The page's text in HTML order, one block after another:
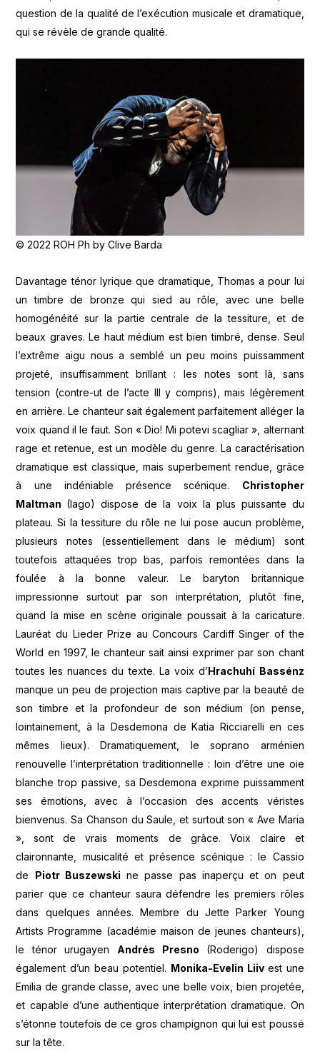
question de la qualité de l’exécution musicale et dramatique,
qui se révèle de grande qualité.
© 2022 ROH Ph by Clive Barda
Davantage ténor lyrique que dramatique, Thomas a pour lui
un timbre de bronze qui sied au rôle, avec une belle
homogénéité sur la partie centrale de la tessiture, et de
beaux graves. Le haut médium est bien timbré, dense. Seul
l’extrême aigu nous a semblé un peu moins puissamment
projeté, insuffisamment brillant : les notes sont là, sans
tension (contre-ut de l’acte III y compris), mais légèrement
en arrière. Le chanteur sait également parfaitement alléger la
voix quand il le faut. Son « Dio! Mi potevi scagliar », alternant
rage et retenue, est un modèle du genre. La caractérisation
dramatique est classique, mais superbement rendue, grâce
à une indéniable présence scénique. Christopher
Maltman (Iago) dispose de la voix la plus puissante du
plateau. Si la tessiture du rôle ne lui pose aucun problème,
plusieurs notes (essentiellement dans le médium) sont
toutefois attaquées trop bas, parfois remontées dans la
foulée à la bonne valeur. Le baryton britannique
impressionne surtout par son interprétation, plutôt fine,
quand la mise en scène originale poussait à la caricature.
Lauréat du Lieder Prize au Concours Cardiff Singer of the
World en 1997, le chanteur sait ainsi exprimer par son chant
toutes les nuances du texte. La voix d’Hrachuhí Bassénz
manque un peu de projection mais captive par la beauté de
son timbre et la profondeur de son médium (on pense,
lointainement, à la Desdemona de Katia Ricciarelli en ces
mêmes lieux). Dramatiquement, le soprano arménien
renouvelle l’interprétation traditionnelle : loin d’être une oie
blanche trop passive, sa Desdemona exprime puissamment
ses émotions, avec à l’occasion des accents véristes
bienvenus. Sa Chanson du Saule, et surtout son « Ave Maria
», sont de vrais moments de grâce. Voix claire et
claironnante, musicalité et présence scénique : le Cassio
de Piotr Buszewski ne passe pas inaperçu et on peut
parier que ce chanteur saura défendre les premiers rôles
dans quelques années. Membre du Jette Parker Young
Artists Programme (académie maison de jeunes chanteurs),
le ténor urugayen Andrés Presno (Roderigo) dispose
également d’un beau potentiel. Monika-Evelin Liiv est une
Emilia de grande classe, avec une belle voix, bien projetée,
et capable d’une authentique interprétation dramatique. On
s’étonne toutefois de ce gros champignon qui lui est poussé
sur la tête.